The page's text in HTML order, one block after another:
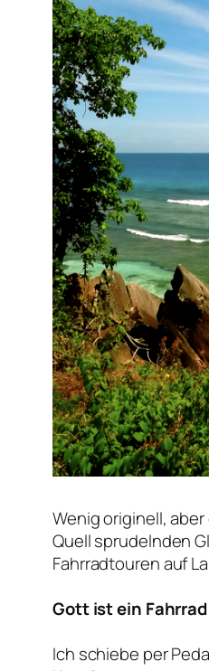
Wenig originell,
Quell sprudelnden
Fahrradtouren auf
Gott ist ein Fahrrad
Ich schiebe per